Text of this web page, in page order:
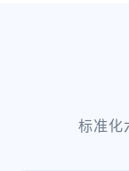
标准化